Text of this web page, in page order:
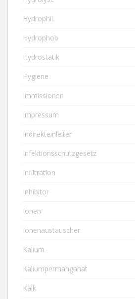
Hydrophil
Hydrophob
Hydrostatik
Hygiene
Immissionen
Impressum
Indirekteinleiter
Infektionsschutzgesetz
Infiltration
Inhibitor
Ionen
Ionenaustauscher
Kalium
Kaliumpermanganat
Kalk